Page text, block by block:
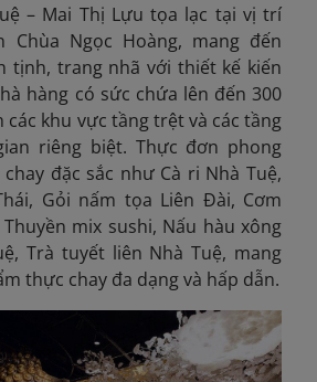
– Mai Thị Lựu tọa lạc tại vị trí
Chùa Ngọc Hoàng, mang đến
tịnh, trang nhã với thiết kế kiến
hàng có sức chứa lên đến 300
các khu vực tầng trệt và các tầng
riêng biệt. Thực đơn phong
đặc sắc như Cà ri Nhà Tuệ,
Gỏi nấm tọa Liên Đài, Cơm
mix sushi, Nấu hàu xông
Trà tuyết liên Nhà Tuệ, mang
thực chay đa dạng và hấp dẫn.